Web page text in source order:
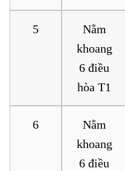
5
Nằm
khoang
6 điều
hòa T1
6
Nằm
khoang
6 điều